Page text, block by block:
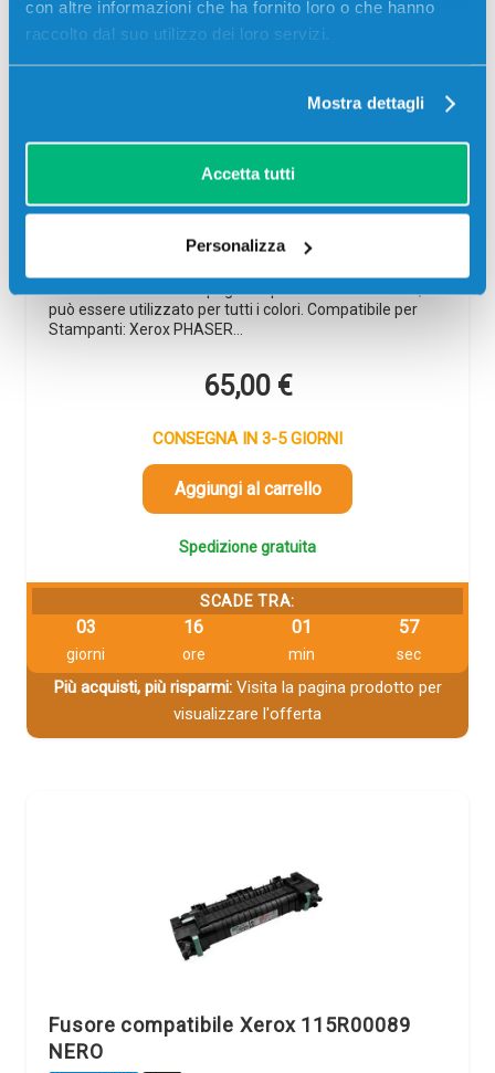
con altre informazioni che ha fornito loro o che hanno
raccolto dal suo utilizzo dei loro servizi.
Mostra dettagli
Accetta tutti
Personalizza
Tamburo compatibile Xerox 108R01121
universale per NERO+COLORE
NERO+COLORE 60000 pagine. Il prodotto è universale,
può essere utilizzato per tutti i colori. Compatibile per
Stampanti: Xerox PHASER…
65,00 €
CONSEGNA IN 3-5 GIORNI
Aggiungi al carrello
Spedizione gratuita
SCADE TRA:
03
giorni
16
ore
01
min
56
sec
Più acquisti, più risparmi:Visita la pagina prodotto per
visualizzare l'offerta
Fusore compatibile Xerox 115R00089
NERO